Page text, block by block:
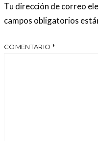
Tu dirección de correo
campos obligatorios
COMENTARIO *